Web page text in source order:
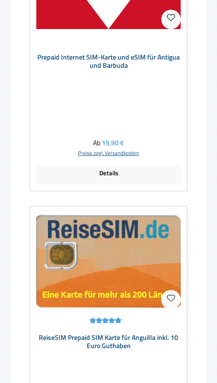
Prepaid Internet SIM-Karte und eSIM für Antigua
und Barbuda
Regulärer Preis:
Ab19,90 €
Preise zzgl. Versandkosten
Details
ReiseSIM Prepaid SIM Karte für Anguilla inkl. 10
Euro Guthaben